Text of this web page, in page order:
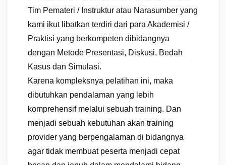
Tim Pemateri / Instruktur atau Narasumber yang
kami ikut libatkan terdiri dari para Akademisi /
Praktisi yang berkompeten dibidangnya
dengan Metode Presentasi, Diskusi, Bedah
Kasus dan Simulasi.
Karena kompleksnya pelatihan ini, maka
dibutuhkan pendalaman yang lebih
komprehensif melalui sebuah training. Dan
menjadi sebuah kebutuhan akan training
provider yang berpengalaman di bidangnya
agar tidak membuat peserta menjadi cepat